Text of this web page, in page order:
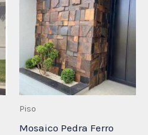
Piso
Mosaico Pedra Ferro